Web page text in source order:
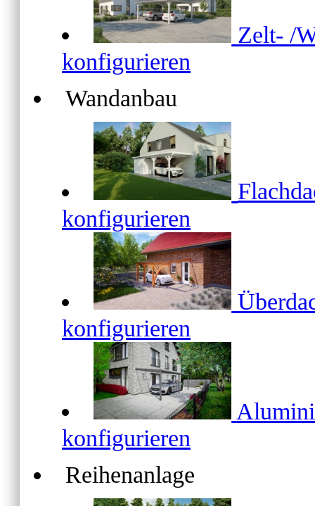
Zelt- /
konfigurieren
Wandanbau
konfigurieren
konfigurieren
konfigurieren
Reihenanlage